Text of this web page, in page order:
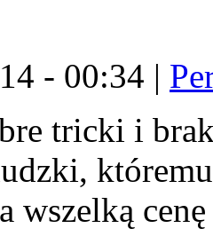
- 00:34 |
tricki i
wszelką